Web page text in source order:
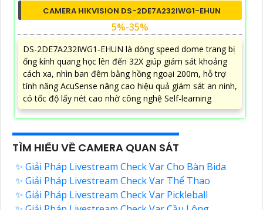
CAMERA HIKVISION DS-2DE7A232IWG1-EHUN
5%-35%
DS-2DE7A232IWG1-EHUN là dòng speed dome trang bị
ống kính quang học lên đến 32X giúp giám sát khoảng
cách xa, nhìn ban đêm bằng hồng ngoại 200m, hỗ trợ
tính năng AcuSense nâng cao hiệu quả giám sát an ninh,
có tốc độ lấy nét cao nhờ công nghệ Self-learning
TÌM HIỂU VỀ CAMERA QUAN SÁT
✨ Giải Pháp Livestream Check Var Cho Bàn Bida
✨ Giải Pháp Livestream Check Var Thể Thao
✨ Giải Pháp Livestream Check Var Pickleball